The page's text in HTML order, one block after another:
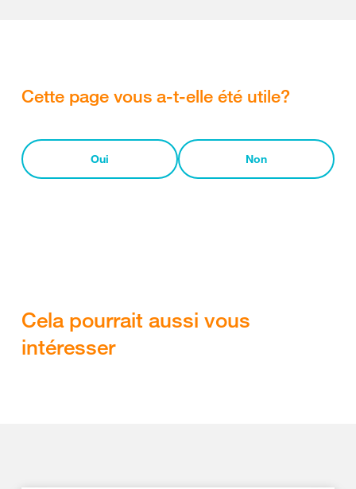
Cette page vous a-t-elle été utile?
Oui Non
Cela pourrait aussi vous
intéresser